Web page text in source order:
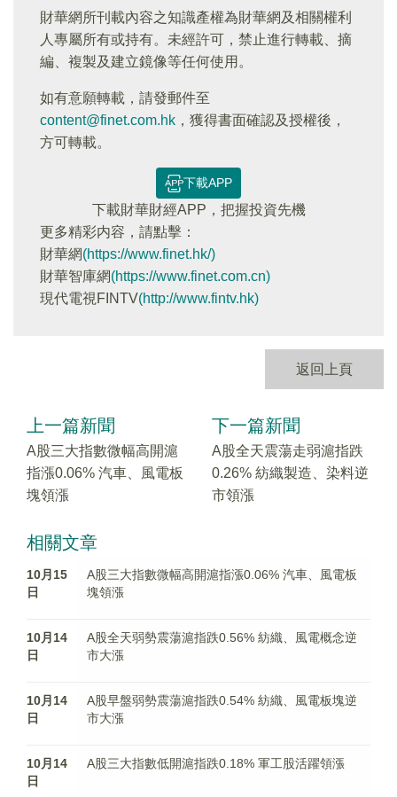
財華網所刊載內容之知識產權為財華網及相關權利
人專屬所有或持有。未經許可，禁止進行轉載、摘
編、複製及建立鏡像等任何使用。
如有意願轉載，請發郵件至
content@finet.com.hk ，獲得書面確認及授權後，
方可轉載。
下載APP
下載財華財經APP，把握投資先機
更多精彩内容，請點擊：
財華網(https://www.finet.hk/)
財華智庫網(https://www.finet.com.cn)
現代電視FINTV(http://www.fintv.hk)
返回上頁
上一篇新聞
A股三大指數微幅高開滬
指漲0.06% 汽車、風電板
塊領漲
下一篇新聞
A股全天震蕩走弱滬指跌
0.26% 紡織製造、染料逆
市領漲
相關文章
10月15
日
A股三大指數微幅高開滬指漲0.06% 汽車、風電板
塊領漲
10月14
日
A股全天弱勢震蕩滬指跌0.56% 紡織、風電概念逆
市大漲
10月14
日
A股早盤弱勢震蕩滬指跌0.54% 紡織、風電板塊逆
市大漲
10月14
日
A股三大指數低開滬指跌0.18% 軍工股活躍領漲